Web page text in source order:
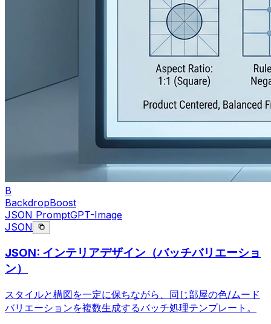
B
BackdropBoost
JSON PromptGPT-Image
JSON
JSON: インテリアデザイン（バッチバリエーショ
ン）
スタイルと構図を一定に保ちながら、同じ部屋の色/ムード
バリエーションを複数生成するバッチ処理テンプレート。